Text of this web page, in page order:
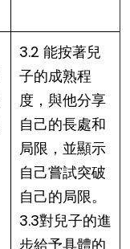
3.2 能按著兒
子的成熟程
度，與他分享
自己的長處和
局限，並顯示
自己嘗試突破
自己的局限。
3.3對兒子的進
步給予具體的